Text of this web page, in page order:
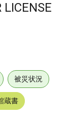
LICENSE
被災状況
蔵書